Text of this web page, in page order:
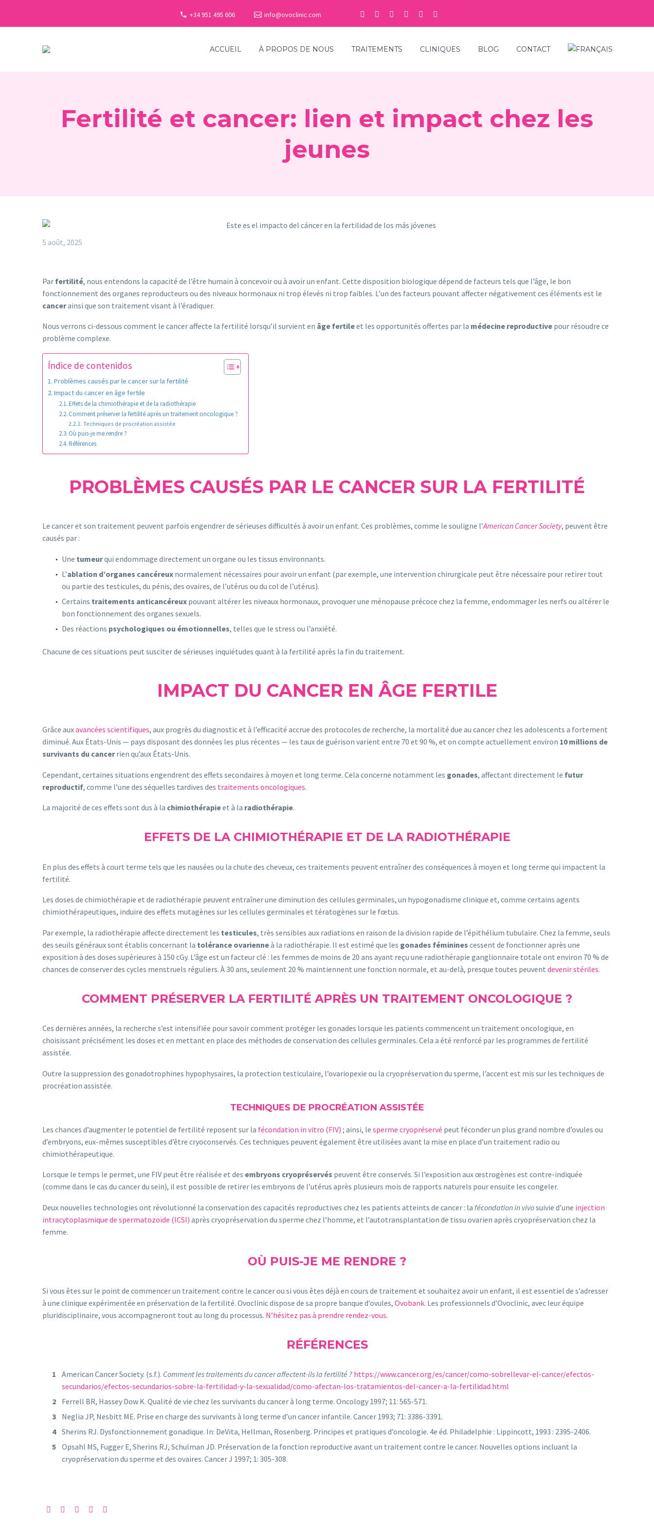
+34 951 495 606 info@ovoclinic.com
ACCUEIL À PROPOS DE NOUS TRAITEMENTS CLINIQUES BLOG CONTACT
Fertilité et cancer: lien et impact chez les
jeunes
5 août, 2025
Par fertilité, nous entendons la capacité de l’être humain à concevoir ou à avoir un enfant. Cette disposition biologique dépend de facteurs tels que l’âge, le bon
fonctionnement des organes reproducteurs ou des niveaux hormonaux ni trop élevés ni trop faibles. L’un des facteurs pouvant affecter négativement ces éléments est le
cancerainsi que son traitement visant à l’éradiquer.
Nous verrons ci-dessous comment le cancer affecte la fertilité lorsqu’il survient en âge fertileet les opportunités offertes par la médecine reproductive pour résoudre ce
problème complexe.
Índice de contenidos
Problèmes causés par le cancer sur la fertilité
Impact du cancer en âge fertile
Effets de la chimiothérapie et de la radiothérapie
Comment préserver la fertilité après un traitement oncologique ?
Techniques de procréation assistée
Où puis-je me rendre ?
Références
PROBLÈMES CAUSÉS PAR LE CANCER SUR LA FERTILITÉ
Le cancer et son traitement peuvent parfois engendrer de sérieuses difficultés à avoir un enfant. Ces problèmes, comme le souligne l’American Cancer Society, peuvent être
causés par :
Une tumeurqui endommage directement un organe ou les tissus environnants.
L’ablation d’organes cancéreux normalement nécessaires pour avoir un enfant (par exemple, une intervention chirurgicale peut être nécessaire pour retirer tout
ou partie des testicules, du pénis, des ovaires, de l’utérus ou du col de l’utérus).
Certains traitements anticancéreux pouvant altérer les niveaux hormonaux, provoquer une ménopause précoce chez la femme, endommager les nerfs ou altérer le
bon fonctionnement des organes sexuels.
Des réactions psychologiques ou émotionnelles, telles que le stress ou l’anxiété.
Chacune de ces situations peut susciter de sérieuses inquiétudes quant à la fertilité après la fin du traitement.
IMPACT DU CANCER EN ÂGE FERTILE
Grâce auxavancées scientifiques, aux progrès du diagnostic et à l’efficacité accrue des protocoles de recherche, la mortalité due au cancer chez les adolescents a fortement
diminué. Aux États-Unis — pays disposant des données les plus récentes — les taux de guérison varient entre 70 et 90 %, et on compte actuellement environ 10 millions de
survivants du cancerrien qu’aux États-Unis.
Cependant, certaines situations engendrent des effets secondaires à moyen et long terme. Cela concerne notamment les gonades, affectant directement le futur
reproductif, comme l’une des séquelles tardives des traitements oncologiques.
La majorité de ces effets sont dus à la chimiothérapieet à la radiothérapie.
EFFETS DE LA CHIMIOTHÉRAPIE ET DE LA RADIOTHÉRAPIE
En plus des effets à court terme tels que les nausées ou la chute des cheveux, ces traitements peuvent entraîner des conséquences à moyen et long terme qui impactent la
fertilité.
Les doses de chimiothérapie et de radiothérapie peuvent entraîner une diminution des cellules germinales, un hypogonadisme clinique et, comme certains agents
chimiothérapeutiques, induire des effets mutagènes sur les cellules germinales et tératogènes sur le fœtus.
Par exemple, la radiothérapie affecte directement les testicules, très sensibles aux radiations en raison de la division rapide de l’épithélium tubulaire. Chez la femme, seuls
des seuils généraux sont établis concernant la tolérance ovarienneà la radiothérapie. Il est estimé que les gonades féminines cessent de fonctionner après une
exposition à des doses supérieures à 150 cGy. L’âge est un facteur clé : les femmes de moins de 20 ans ayant reçu une radiothérapie ganglionnaire totale ont environ 70 % de
chances de conserver des cycles menstruels réguliers. À 30 ans, seulement 20 % maintiennent une fonction normale, et au-delà, presque toutes peuvent devenir stériles.
COMMENT PRÉSERVER LA FERTILITÉ APRÈS UN TRAITEMENT ONCOLOGIQUE ?
Ces dernières années, la recherche s’est intensifiée pour savoir comment protéger les gonades lorsque les patients commencent un traitement oncologique, en
choisissant précisément les doses et en mettant en place des méthodes de conservation des cellules germinales. Cela a été renforcé par les programmes de fertilité
assistée.
Outre la suppression des gonadotrophines hypophysaires, la protection testiculaire, l’ovariopexie ou la cryopréservation du sperme, l’accent est mis sur les techniques de
procréation assistée.
TECHNIQUES DE PROCRÉATION ASSISTÉE
Les chances d’augmenter le potentiel de fertilité reposent sur la fécondation in vitro (FIV) ; ainsi, le sperme cryopréservé peut féconder un plus grand nombre d’ovules ou
d’embryons, eux-mêmes susceptibles d’être cryoconservés. Ces techniques peuvent également être utilisées avant la mise en place d’un traitement radio ou
chimiothérapeutique.
Lorsque le temps le permet, une FIV peut être réalisée et des embryons cryopréservés peuvent être conservés. Si l’exposition aux œstrogènes est contre-indiquée
(comme dans le cas du cancer du sein), il est possible de retirer les embryons de l’utérus après plusieurs mois de rapports naturels pour ensuite les congeler.
Deux nouvelles technologies ont révolutionné la conservation des capacités reproductives chez les patients atteints de cancer : la fécondation in vivosuivie d’une injection
intracytoplasmique de spermatozoïde (ICSI) après cryopréservation du sperme chez l’homme, et l’autotransplantation de tissu ovarien après cryopréservation chez la
femme.
OÙ PUIS-JE ME RENDRE ?
Si vous êtes sur le point de commencer un traitement contre le cancer ou si vous êtes déjà en cours de traitement et souhaitez avoir un enfant, il est essentiel de s’adresser
à une clinique expérimentée en préservation de la fertilité. Ovoclinic dispose de sa propre banque d’ovules, Ovobank. Les professionnels d’Ovoclinic, avec leur équipe
pluridisciplinaire, vous accompagneront tout au long du processus. N’hésitez pas à prendre rendez-vous.
RÉFÉRENCES
American Cancer Society. (s.f.). Comment les traitements du cancer affectent-ils la fertilité ? https://www.cancer.org/es/cancer/como-sobrellevar-el-cancer/efectos-
secundarios/efectos-secundarios-sobre-la-fertilidad-y-la-sexualidad/como-afectan-los-tratamientos-del-cancer-a-la-fertilidad.html
Ferrell BR, Hassey Dow K. Qualité de vie chez les survivants du cancer à long terme. Oncology 1997; 11: 565-571.
Neglia JP, Nesbitt ME. Prise en charge des survivants à long terme d’un cancer infantile. Cancer 1993; 71: 3386-3391.
Sherins RJ. Dysfonctionnement gonadique. In: DeVita, Hellman, Rosenberg. Principes et pratiques d’oncologie. 4e éd. Philadelphie : Lippincott, 1993 : 2395-2406.
Opsahl MS, Fugger E, Sherins RJ, Schulman JD. Préservation de la fonction reproductive avant un traitement contre le cancer. Nouvelles options incluant la
cryopréservation du sperme et des ovaires. Cancer J 1997; 1: 305-308.